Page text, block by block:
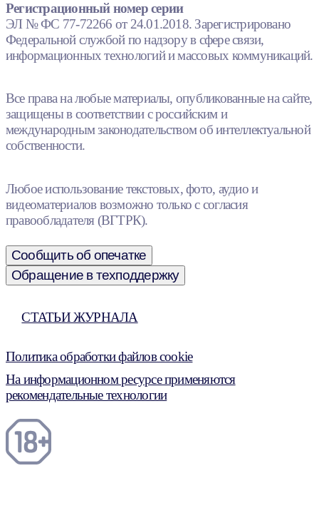
Регистрационный номер серии
ЭЛ № ФС 77-72266 от 24.01.2018. Зарегистрировано
Федеральной службой по надзору в сфере связи,
информационных технологий и массовых коммуникаций.
Все права на любые материалы, опубликованные на сайте,
защищены в соответствии с российским и
международным законодательством об интеллектуальной
собственности.
Любое использование текстовых, фото, аудио и
видеоматериалов возможно только с согласия
правообладателя (ВГТРК).
Сообщить об опечатке
Обращение в техподдержку
СТАТЬИ ЖУРНАЛА
Политика обработки файлов cookie
На информационном ресурсе применяются
рекомендательные технологии